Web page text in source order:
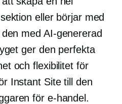
eller börjar med
med AI-genererad
ger den perfekta
och flexibilitet för
Instant Site till den
för e-handel.